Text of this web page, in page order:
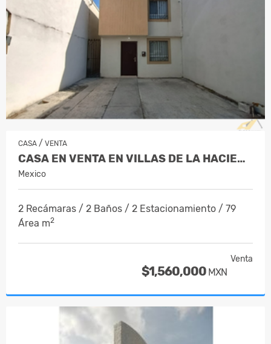
CASA / VENTA
CASA EN VENTA EN VILLAS DE LA HACIENDA…
Mexico
2 Recámaras / 2 Baños / 2 Estacionamiento / 79
Área m2
Venta
$1,560,000 MXN